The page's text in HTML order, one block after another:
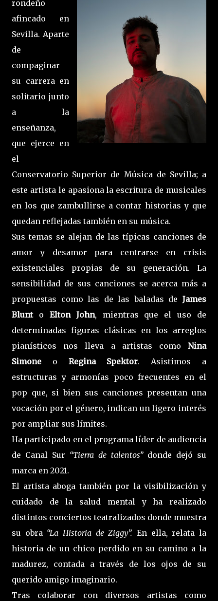
rondeño
afincado en
Sevilla. Aparte
de
compaginar
su carrera en
solitario junto
a la
enseñanza,
que ejerce en
el
Conservatorio Superior de Música de Sevilla; a
este artista le apasiona la escritura de musicales
en los que zambullirse a contar historias y que
quedan reflejadas también en su música.
Sus temas se alejan de las típicas canciones de
amor y desamor para centrarse en crisis
existenciales propias de su generación. La
sensibilidad de sus canciones se acerca más a
propuestas como las de las baladas de James
Blunto Elton John, mientras que el uso de
determinadas figuras clásicas en los arreglos
pianísticos nos lleva a artistas como Nina
Simone o Regina Spektor. Asistimos a
estructuras y armonías poco frecuentes en el
pop que, si bien sus canciones presentan una
vocación por el género, indican un ligero interés
por ampliar sus límites.
Ha participado en el programa líder de audiencia
de Canal Sur “Tierra de talentos”donde dejó su
marca en 2021.
El artista aboga también por la visibilización y
cuidado de la salud mental y ha realizado
distintos conciertos teatralizados donde muestra
su obra “La Historia de Ziggy”. En ella, relata la
historia de un chico perdido en su camino a la
madurez, contada a través de los ojos de su
querido amigo imaginario.
Tras colaborar con diversos artistas como